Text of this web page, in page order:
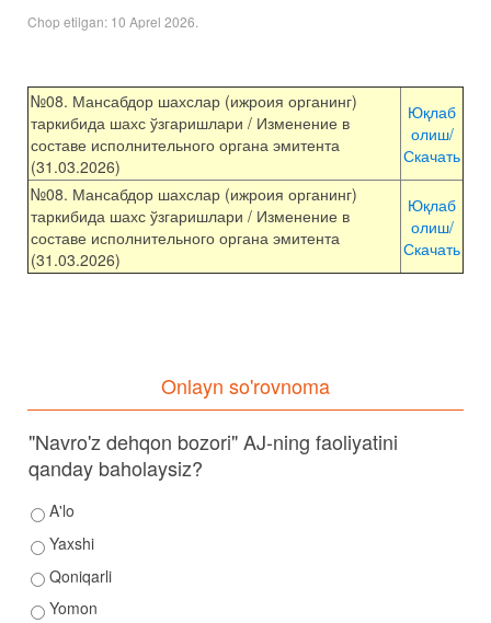
Chop etilgan: 10 Aprel 2026
№08. Мансабдор шахслар (ижроия органинг)
таркибида шахс ўзгаришлари / Изменение в
составе исполнительного органа эмитента
(31.03.2026)
Юқлаб
олиш/
Скачать
№08. Мансабдор шахслар (ижроия органинг)
таркибида шахс ўзгаришлари / Изменение в
составе исполнительного органа эмитента
(31.03.2026)
Юқлаб
олиш/
Скачать
Onlayn so'rovnoma
"Navro'z dehqon bozori" AJ-ning faoliyatini
qanday baholaysiz?
A'lo
Yaxshi
Qoniqarli
Yomon